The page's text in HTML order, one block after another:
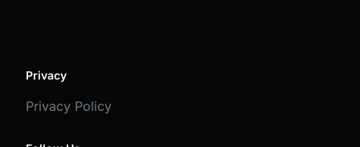
Privacy
Privacy Policy